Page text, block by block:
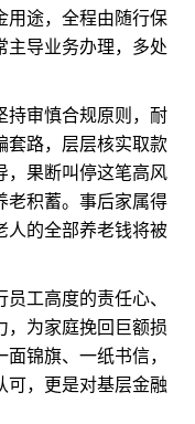
用途，全程由随行保
主导业务办理，多处
审慎合规原则，耐
套路，层层核实取款
，果断叫停这笔高风
老积蓄。事后家属得
人的全部养老钱将被
工高度的责任心、
，为家庭挽回巨额损
锦旗、一纸书信，
可，更是对基层金融